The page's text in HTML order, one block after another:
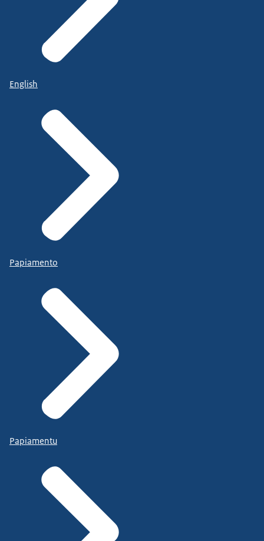
English
Papiamento
Papiamentu